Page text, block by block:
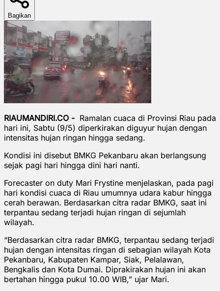
Bagikan
RIAUMANDIRI.CO - Ramalan cuaca di Provinsi Riau pada
hari ini, Sabtu (9/5) diperkirakan diguyur hujan dengan
intensitas hujan ringan hingga sedang.
Kondisi ini disebut BMKG Pekanbaru akan berlangsung
sejak pagi hari hingga dini hari nanti.
Forecaster on duty Mari Frystine menjelaskan, pada pagi
hari kondisi cuaca di Riau umumnya udara kabur hingga
cerah berawan. Berdasarkan citra radar BMKG, saat ini
terpantau sedang terjadi hujan ringan di sejumlah
wilayah.
“Berdasarkan citra radar BMKG, terpantau sedang terjadi
hujan dengan intensitas ringan di sebagian wilayah Kota
Pekanbaru, Kabupaten Kampar, Siak, Pelalawan,
Bengkalis dan Kota Dumai. Diprakirakan hujan ini akan
bertahan hingga pukul 10.00 WIB,” ujar Mari.